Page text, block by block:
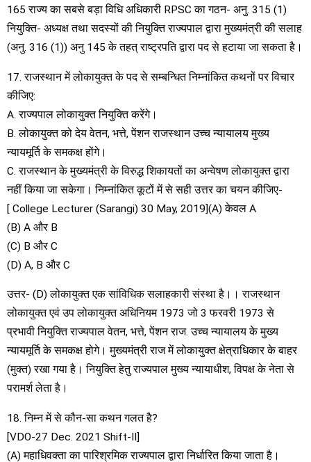
165 राज्य का सबसे बड़ा विधि अधिकारी RPSC का गठन- अनु. 315 (1)
नियुक्ति- अध्यक्ष तथा सदस्यों की नियुक्ति राज्यपाल द्वारा मुख्यमंत्री की सलाह
(अनु. 316 (1)) अनु 145 के तहत् राष्ट्रपति द्वारा पद से हटाया जा सकता है।
17. राजस्थान में लोकायुक्त के पद से सम्बन्धित निम्नांकित कथनों पर विचार
कीजिए:
A. राज्यपाल लोकायुक्त नियुक्ति करेंगे।
B. लोकायुक्त को देय वेतन, भत्ते, पेंशन राजस्थान उच्च न्यायालय मुख्य
न्यायमूर्ति के समकक्ष होंगे।
C. राजस्थान के मुख्यमंत्री के विरुद्ध शिकायतों का अन्वेषण लोकायुक्त द्वारा
नहीं किया जा सकेगा। निम्नांकित कूटों में से सही उत्तर का चयन कीजिए-
[ College Lecturer (Sarangi) 30 May, 2019](A) केवल A
(B) A और B
(C) B और C
(D) A, B और C
उत्तर- (D) लोकायुक्त एक सांविधिक सलाहकारी संस्था है।। राजस्थान
लोकायुक्त एवं उप लोकायुक्त अधिनियम 1973 जो 3 फरवरी 1973 से
प्रभावी नियुक्ति राज्यपाल वेतन, भत्ते, पेंशन राज. उच्च न्यायालय के मुख्य
न्यायमूर्ति के समकक्ष होगे। मुख्यमंत्री राज में लोकायुक्त क्षेत्राधिकार के बाहर
(मुक्त) रखा गया है। नियुक्ति हेतु राज्यपाल मुख्य न्यायाधीश, विपक्ष के नेता से
परामर्श लेता है।
18. निम्न में से कौन-सा कथन गलत है?
[VDO-27 Dec. 2021 Shift-II]
(A) महाधिवक्ता का पारिश्रमिक राज्यपाल द्वारा निर्धारित किया जाता है।